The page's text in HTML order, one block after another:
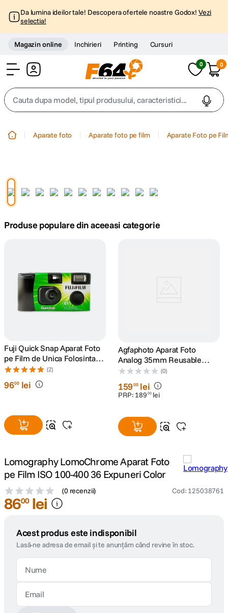
Da lumina ideilor tale! Descopera ofertele noastre Godox! Vezi
selectia!
Magazin online Inchirieri Printing Cursuri
0 0
Cauta dupa model, tipul produsului, caracteristici...
4. peak design
6. lavaliera
card memorie
9. insta 360
10 . godox
Aparate foto Aparate foto pe film Aparate Foto pe
Produse populare din aceeasi categorie
Fuji Quick Snap Aparat Foto
pe Film de Unica Folosinta
Color 35mm ISO 400 27
Expuneri
(2)
9600 lei
Agfaphoto Aparat Foto
Analog 35mm Reusable
Black
(0)
15900 lei
PRP: 189 00 lei
Lomography LomoChrome Aparat Foto
pe Film ISO 100-400 36 Expuneri Color
(0 recenzii) Cod: 125038761
8600 lei
Acest produs este indisponibil
Lasă-ne adresa de email și te anunțăm când revine în stoc.